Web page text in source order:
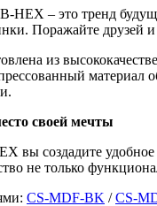
HEX – это тренд
Поражайте друзей
из
материал
своей мечты
вы создадите
не только
CS-MDF-BK /CS-